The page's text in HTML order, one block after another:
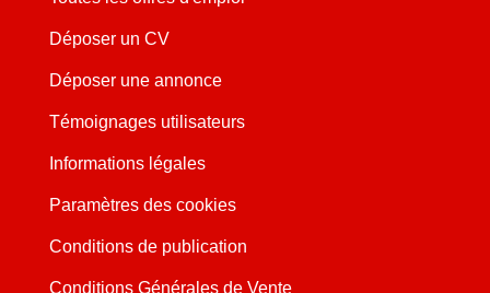
Déposer un CV
Déposer une annonce
Témoignages utilisateurs
Informations légales
Paramètres des cookies
Conditions de publication
Conditions Générales de Vente